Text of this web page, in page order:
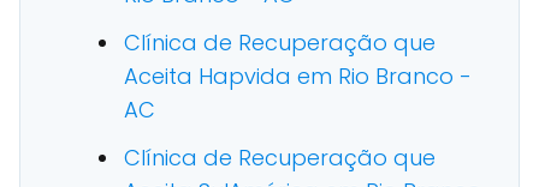
Clínica de Recuperação que
Aceita Hapvida em Rio Branco -
AC
Clínica de Recuperação que